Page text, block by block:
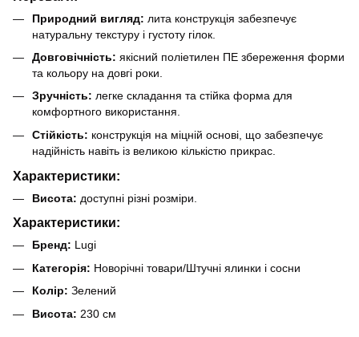
Природний вигляд: лита конструкція забезпечує
натуральну текстуру і густоту гілок.
Довговічність: якісний поліетилен ПЕ збереження форми
та кольору на довгі роки.
Зручність: легке складання та стійка форма для
комфортного використання.
Стійкість: конструкція на міцній основі, що забезпечує
надійність навіть із великою кількістю прикрас.
Характеристики:
Висота: доступні різні розміри.
Характеристики:
Бренд: Lugi
Категорія: Новорічні товари/Штучні ялинки і сосни
Колір: Зелений
Висота: 230 см